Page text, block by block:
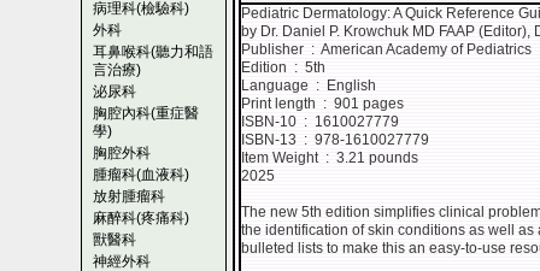
病理科(檢驗科)
外科
耳鼻喉科(聽力和語
言治療)
泌尿科
胸腔內科(重症醫
學)
胸腔外科
腫瘤科(血液科)
放射腫瘤科
麻醉科(疼痛科)
獸醫科
神經外科
Pediatric Dermatology: A Quick Reference
by Dr. Daniel P. Krowchuk MD FAAP (Editor),
Publisher ‏ : ‎ American Academy of Pediatrics
Edition ‏ : ‎ 5th
Language ‏ : ‎ English
Print length ‏ : ‎ 901 pages
ISBN-10 ‏ : ‎ 1610027779
ISBN-13 ‏ : ‎ 978-1610027779
Item Weight ‏ : ‎ 3.21 pounds
2025
The new 5th edition simplifies clinical
the identification of skin conditions as well
bulleted lists to make this an easy-to-use